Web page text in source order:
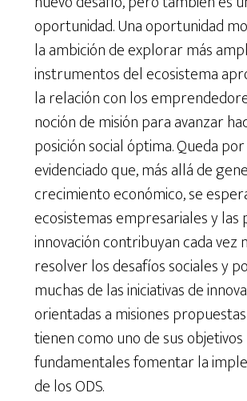
oportunidad. Una oportunidad
la ambición de explorar más
instrumentos del ecosistema
la relación con los
noción de misión para avanzar
posición social óptima. Queda
evidenciado que, más allá de
crecimiento económico, se
ecosistemas empresariales y las
innovación contribuyan cada vez
resolver los desafíos sociales y
muchas de las iniciativas de
orientadas a misiones
tienen como uno de sus objetivos
fundamentales fomentar la
de los ODS.